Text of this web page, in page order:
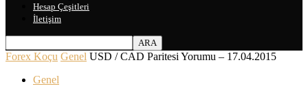
Hesap Çeşitleri
İletişim
Forex Koçu Genel USD / CAD Paritesi Yorumu – 17.04.2015
Genel